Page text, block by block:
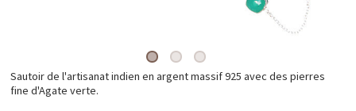
Sautoir de l'artisanat indien en argent massif 925 avec des pierres
fine d'Agate verte.